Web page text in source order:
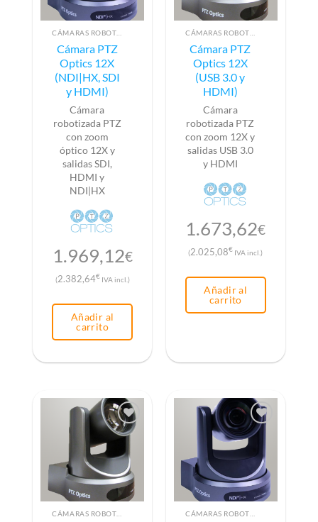
Cámara PTZ
Optics 12X
(NDI|HX, SDI
y HDMI)
Cámara
robotizada PTZ
con zoom
óptico 12X y
salidas SDI,
HDMI y
NDI|HX
1.969,12€
(2.382,64€IVA incl.)
Añadir al
carrito
Cámara PTZ
Optics 12X
(USB 3.0 y
HDMI)
Cámara
robotizada PTZ
con zoom 12X y
salidas USB 3.0
y HDMI
1.673,62€
(2.025,08€ IVA incl.)
Añadir al
carrito